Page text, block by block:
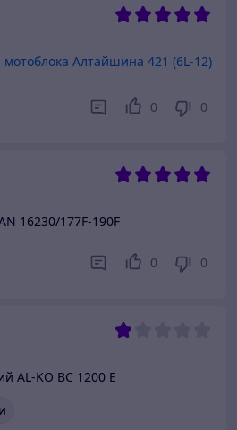
Алтайшина 421 (6L-12)
0 0
16230/177F-190F
0 0
AL-KO ВС 1200 E